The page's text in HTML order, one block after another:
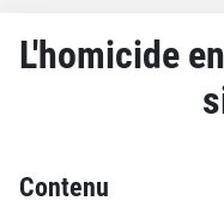
L'homicide
Contenu